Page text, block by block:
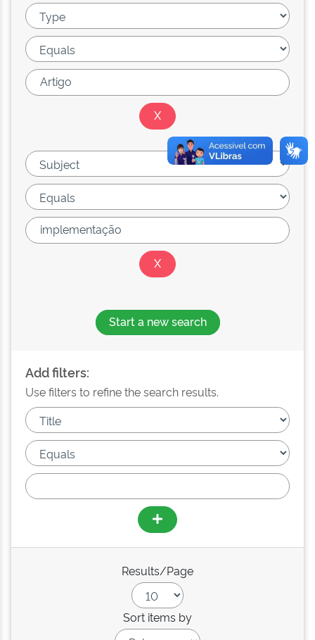
Start a new search
Add filters:
Use filters to refine the search results.
Results/Page
Sort items by